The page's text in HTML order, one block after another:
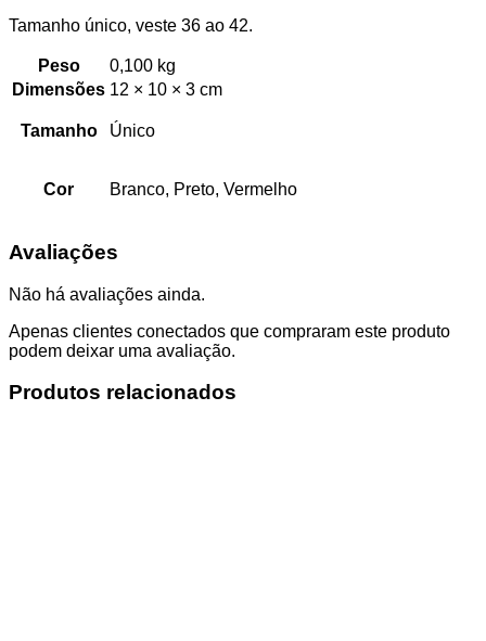
Tamanho único, veste 36 ao 42.
Peso
0,100 kg
Dimensões 12 × 10 × 3 cm
Tamanho Único
Cor Branco, Preto, Vermelho
Avaliações
Não há avaliações ainda.
Apenas clientes conectados que compraram este produto
podem deixar uma avaliação.
Produtos relacionados